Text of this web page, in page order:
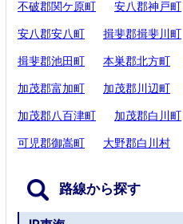
不破郡関ケ原町 安八郡神戸町
安八郡安八町 揖斐郡揖斐川町
揖斐郡池田町 本巣郡北方町
加茂郡富加町 加茂郡川辺町
加茂郡八百津町 加茂郡白川町
可児郡御嵩町 大野郡白川村
路線から探す